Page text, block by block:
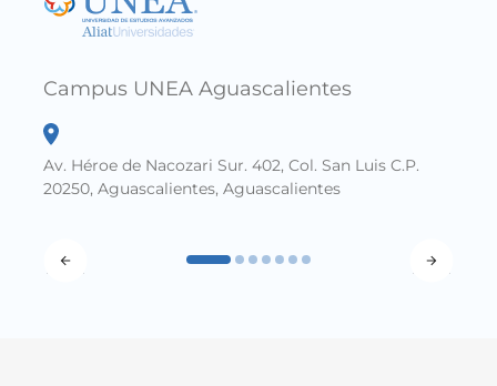
Campus UNEA Aguascalientes
Av. Héroe de Nacozari Sur. 402, Col. San Luis C.P.
20250, Aguascalientes, Aguascalientes